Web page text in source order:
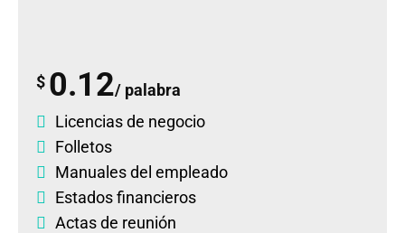
$ 0.12/ palabra
Licencias de negocio
Folletos
Manuales del empleado
Estados financieros
Actas de reunión